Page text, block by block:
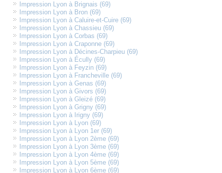
Impression Lyon à Brignais (69)
Impression Lyon à Bron (69)
Impression Lyon à Caluire-et-Cuire (69)
Impression Lyon à Chassieu (69)
Impression Lyon à Corbas (69)
Impression Lyon à Craponne (69)
Impression Lyon à Décines-Charpieu (69)
Impression Lyon à Écully (69)
Impression Lyon à Feyzin (69)
Impression Lyon à Francheville (69)
Impression Lyon à Genas (69)
Impression Lyon à Givors (69)
Impression Lyon à Gleizé (69)
Impression Lyon à Grigny (69)
Impression Lyon à Irigny (69)
Impression Lyon à Lyon (69)
Impression Lyon à Lyon 1er (69)
Impression Lyon à Lyon 2ème (69)
Impression Lyon à Lyon 3ème (69)
Impression Lyon à Lyon 4ème (69)
Impression Lyon à Lyon 5ème (69)
Impression Lyon à Lyon 6ème (69)